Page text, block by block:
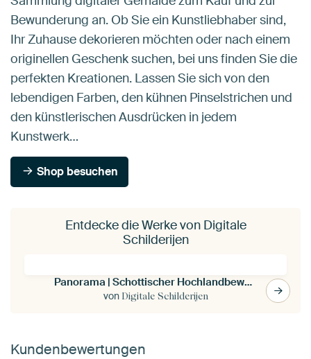
Bewunderung an. Ob Sie ein Kunstliebhaber sind,
Ihr Zuhause dekorieren möchten oder nach einem
originellen Geschenk suchen, bei uns finden Sie die
perfekten Kreationen. Lassen Sie sich von den
lebendigen Farben, den kühnen Pinselstrichen und
den künstlerischen Ausdrücken in jedem
Kunstwerk…
Shop besuchen
Entdecke die Werke von Digitale
Schilderijen
Panorama | Schottischer Hochlandbewohner als schönes Porträt mit großer Schärfe und Tiefe
von Digitale Schilderijen
Kundenbewertungen